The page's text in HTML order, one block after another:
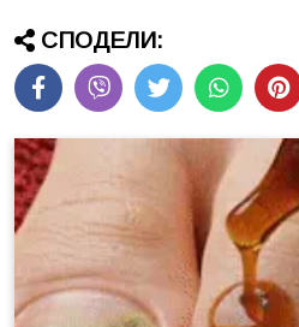
СПОДЕЛИ: